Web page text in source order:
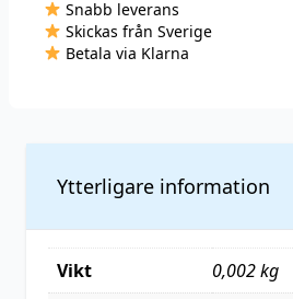
Snabb leverans
Skickas från Sverige
Betala via Klarna
Ytterligare information
Vikt
0,002 kg